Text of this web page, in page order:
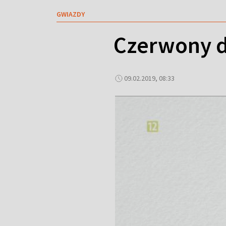
GWIAZDY
Czerwony
09.02.2019, 08:33